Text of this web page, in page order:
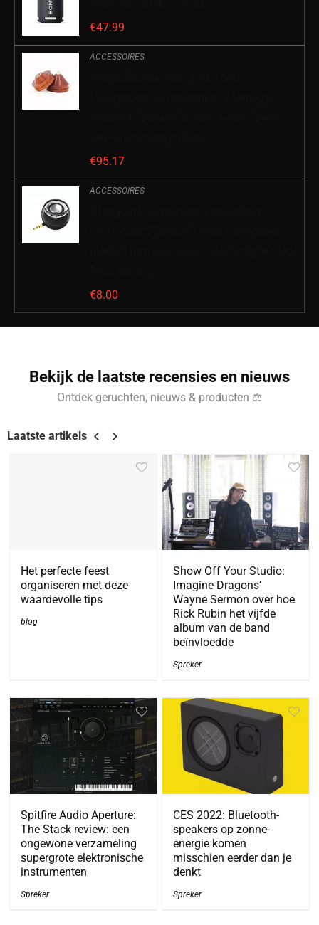
€47.99
ACCESSOIRES
€95.17
ACCESSOIRES
€8.00
Bekijk de laatste recensies en nieuws
Ontdek geruchten, nieuws & producten ⚖
Laatste artikels
Het perfecte feest
organiseren met deze
waardevolle tips
blog
Show Off Your Studio:
Imagine Dragons’
Wayne Sermon over hoe
Rick Rubin het vijfde
album van de band
beïnvloedde
Spreker
Spitfire Audio Aperture:
The Stack review: een
ongewone verzameling
supergrote elektronische
instrumenten
Spreker
CES 2022: Bluetooth-
speakers op zonne-
energie komen
misschien eerder dan je
denkt
Spreker